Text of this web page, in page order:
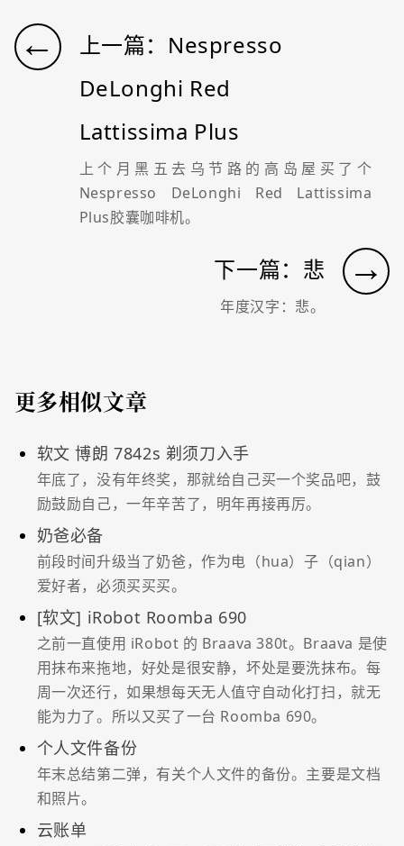
←
上一篇：Nespresso
DeLonghi Red
Lattissima Plus
上个月黑五去乌节路的高岛屋买了个
Nespresso DeLonghi Red Lattissima
Plus胶囊咖啡机。
→
下一篇：悲
年度汉字：悲。
更多相似文章
软文 博朗 7842s 剃须刀入手
年底了，没有年终奖，那就给自己买一个奖品吧，鼓
励鼓励自己，一年辛苦了，明年再接再厉。
奶爸必备
前段时间升级当了奶爸，作为电（hua）子（qian）
爱好者，必须买买买。
[软文] iRobot Roomba 690
之前一直使用 iRobot 的 Braava 380t。Braava 是使
用抹布来拖地，好处是很安静，坏处是要洗抹布。每
周一次还行，如果想每天无人值守自动化打扫，就无
能为力了。所以又买了一台 Roomba 690。
个人文件备份
年末总结第二弹，有关个人文件的备份。主要是文档
和照片。
云账单